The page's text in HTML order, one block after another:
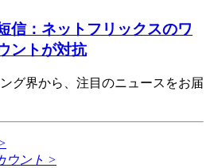
信：ネットフリックスのワ
ントが対抗
グ界から、注目のニュースをお届
ウント >